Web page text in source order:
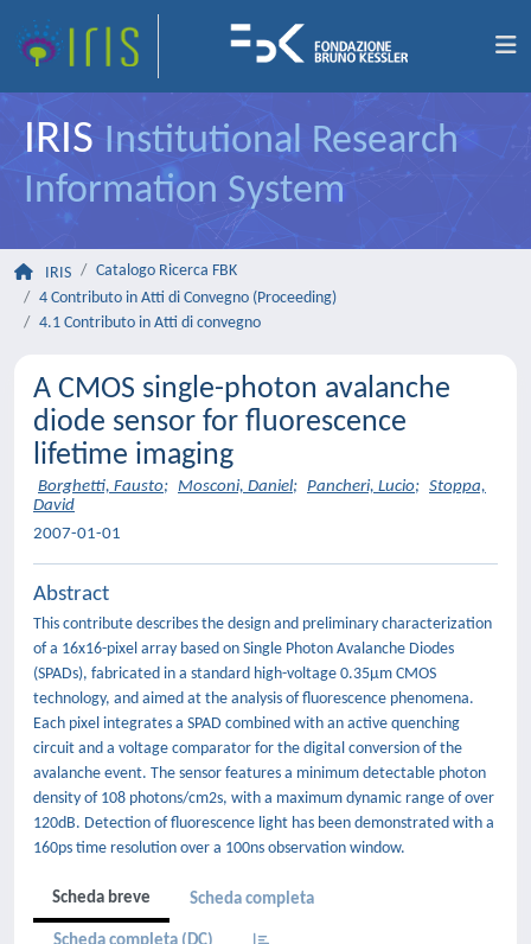
IRIS Institutional Research
Information System
IRIS
Catalogo Ricerca FBK
4 Contributo in Atti di Convegno (Proceeding)
4.1 Contributo in Atti di convegno
A CMOS single-photon avalanche
diode sensor for fluorescence
lifetime imaging
Borghetti, Fausto; Mosconi, Daniel; Pancheri, Lucio; Stoppa,
David
2007-01-01
Abstract
This contribute describes the design and preliminary characterization
of a 16x16-pixel array based on Single Photon Avalanche Diodes
(SPADs), fabricated in a standard high-voltage 0.35μm CMOS
technology, and aimed at the analysis of fluorescence phenomena.
Each pixel integrates a SPAD combined with an active quenching
circuit and a voltage comparator for the digital conversion of the
avalanche event. The sensor features a minimum detectable photon
density of 108 photons/cm2s, with a maximum dynamic range of over
120dB. Detection of fluorescence light has been demonstrated with a
160ps time resolution over a 100ns observation window.
Scheda breve Scheda completa